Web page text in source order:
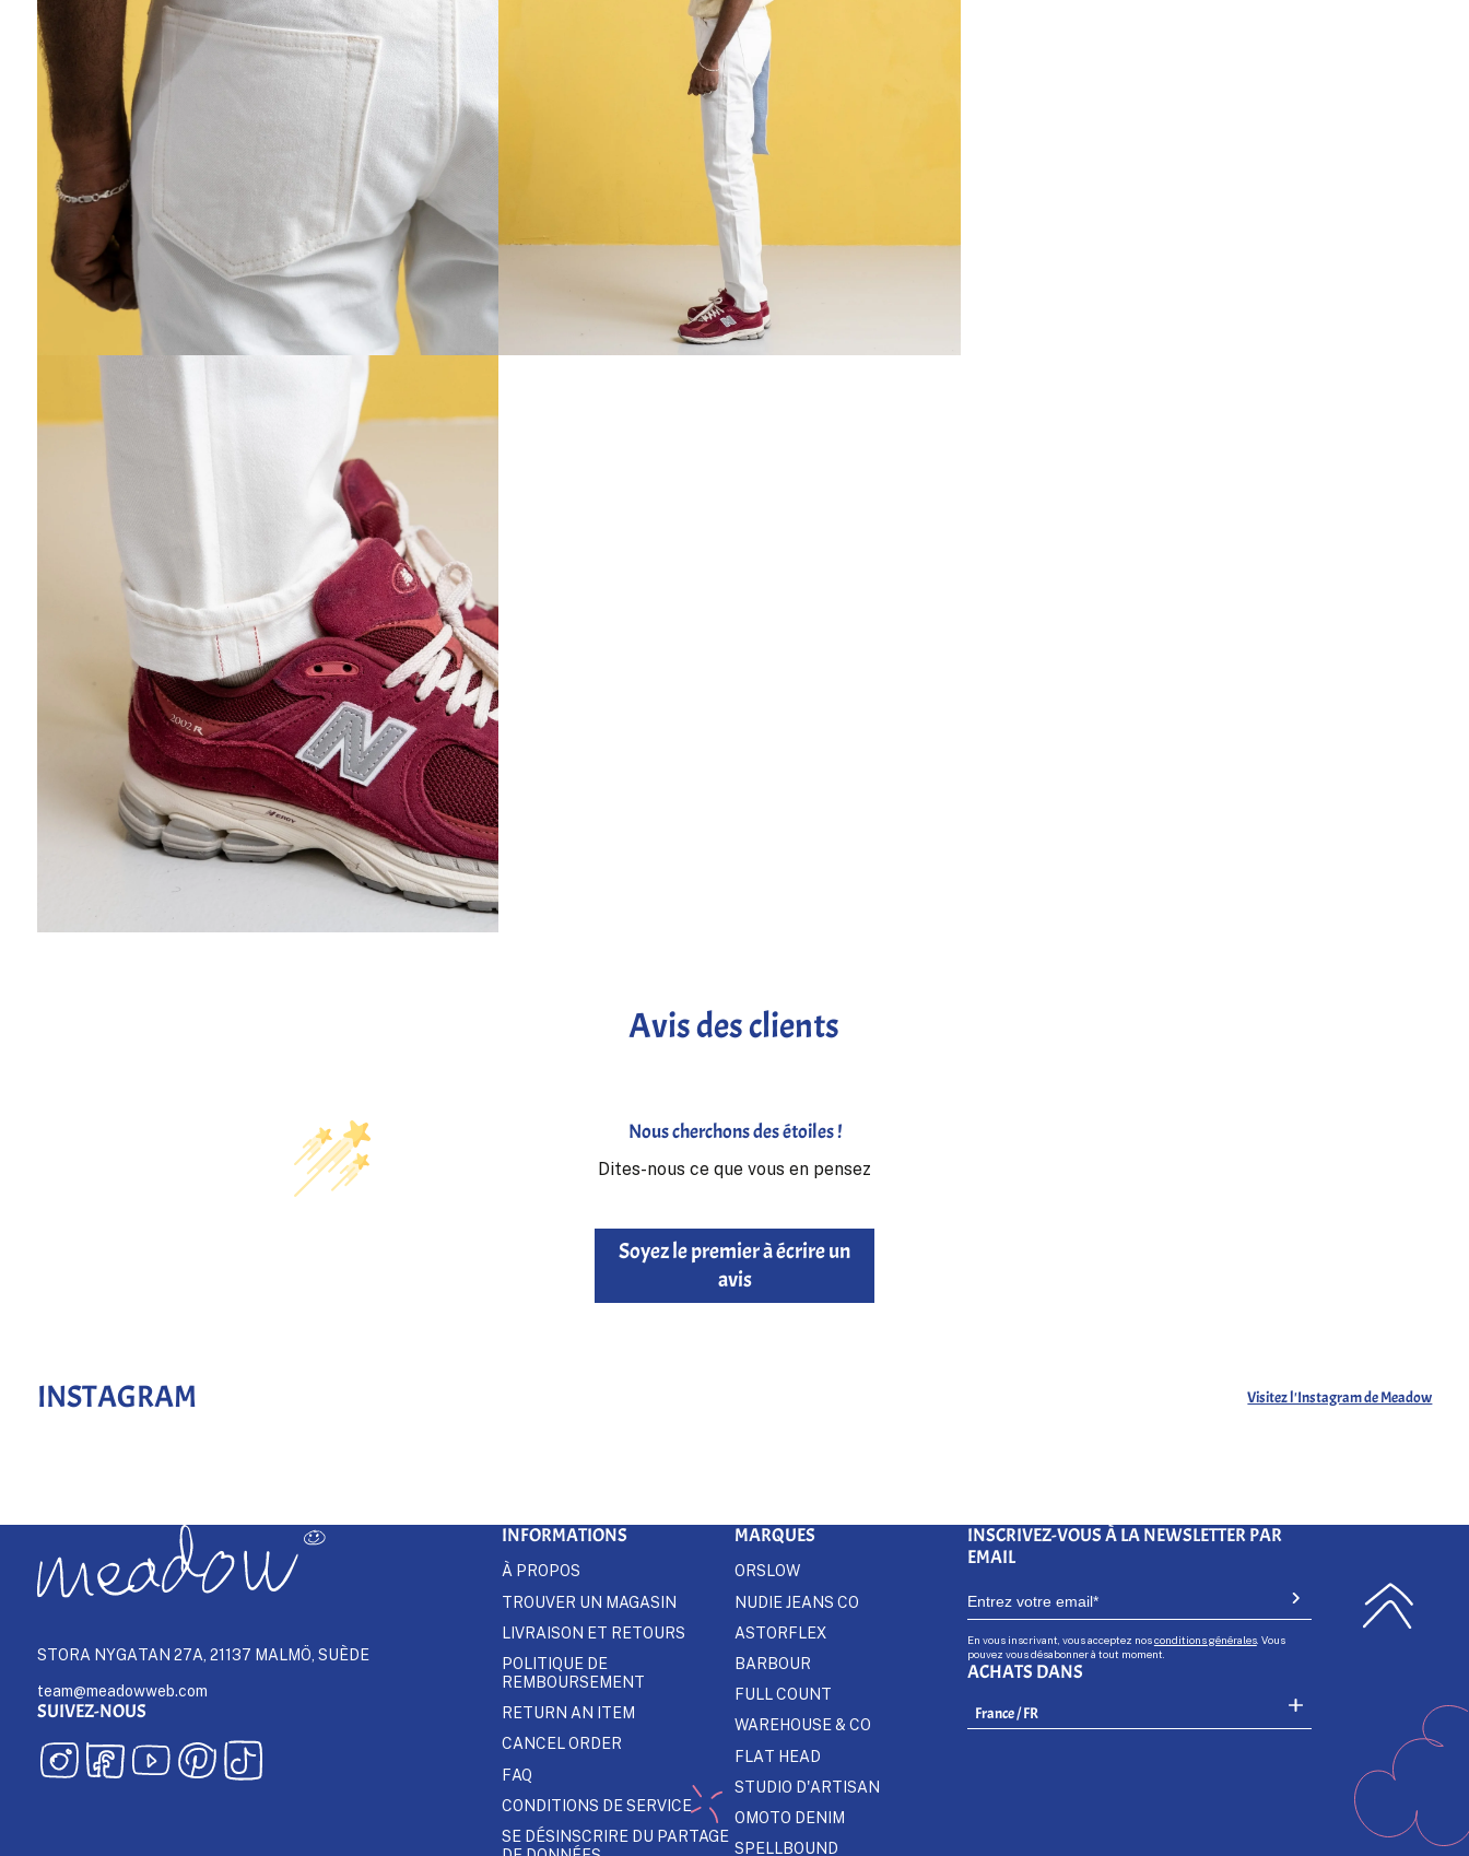
Avis des clients
Nous cherchons des étoiles !
Dites-nous ce que vous en pensez
Soyez le premier à écrire un
avis
INSTAGRAM Visitez l'Instagram de Meadow
STORA NYGATAN 27A, 21137 MALMÖ, SUÈDE
team@meadowweb.com
SUIVEZ-NOUS
INSCRIVEZ-VOUS À LA NEWSLETTER PAR
EMAIL
En vous inscrivant, vous acceptez nosconditions générales. Vous
pouvez vous désabonner à tout moment.
ACHATS DANS
Select Your Region:
France / FR
INFORMATIONS
À PROPOS
TROUVER UN MAGASIN
LIVRAISON ET RETOURS
POLITIQUE DE
REMBOURSEMENT
RETURN AN ITEM
CANCEL ORDER
FAQ
CONDITIONS DE SERVICE
SE DÉSINSCRIRE DU PARTAGE
MARQUES
ORSLOW
NUDIE JEANS CO
ASTORFLEX
BARBOUR
FULL COUNT
WAREHOUSE & CO
FLAT HEAD
STUDIO D'ARTISAN
OMOTO DENIM
SPELLBOUND